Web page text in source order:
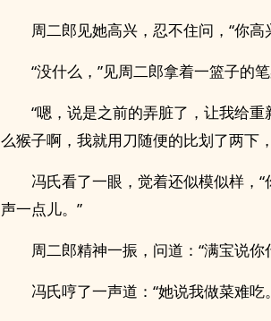
周二郎见她高兴，忍不住问，“你高
“没什么，”见周二郎拿着一篮子的
“嗯，说是之前的弄脏了，让我给
么猴子啊，我就用刀随便的比划了两下
冯氏看了一眼，觉着还似模似样，
声一点儿。”
周二郎精神一振，问道：“满宝说你
冯氏哼了一声道：“她说我做菜难吃